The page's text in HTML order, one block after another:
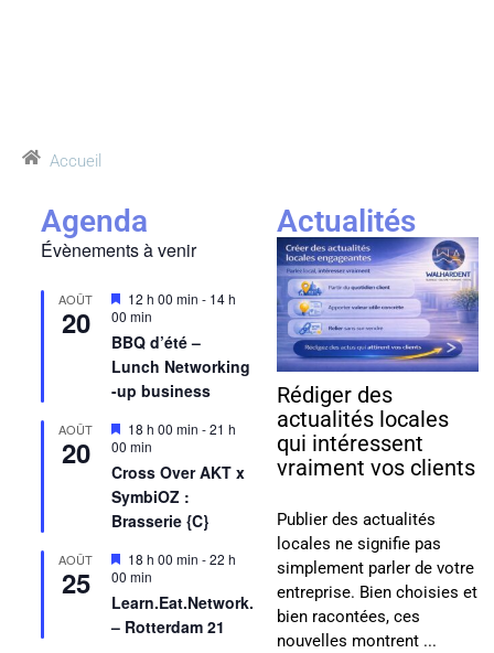
Accueil
Agenda
Évènements à venir
AOÛT
20
Mis
en
avant
12 h 00 min - 14 h
00 min
BBQ d’été –
Lunch Networking
-up business
AOÛT
20
Mis
en
18 h 00 min -21 h
00 min
Cross Over AKT x
SymbiOZ :
Brasserie {C}
AOÛT
25
Mis
en
18 h 00 min -22 h
00 min
Learn.Eat.Network.
– Rotterdam 21
Actualités
Rédiger des
actualités locales
qui intéressent
vraiment vos clients
Publier des actualités
locales ne signifie pas
simplement parler de votre
entreprise. Bien choisies et
bien racontées, ces
nouvelles montrent ...